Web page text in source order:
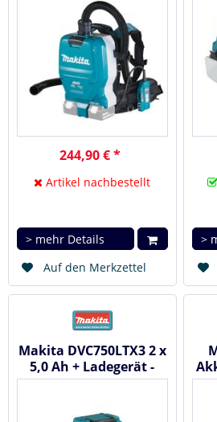
244,90 € *
Artikel nachbestellt
> mehr Details
Auf den Merkzettel
>
Makita DVC750LTX3 2 x
5,0 Ah + Ladegerät -
Akku Staubsauger 18V